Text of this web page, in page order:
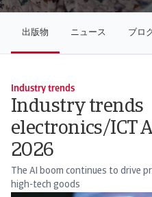
出版物 ニュース ブロ
Industry trends
Industry trends
electronics/ICT
2026
The AI boom continues to drive
high-tech goods